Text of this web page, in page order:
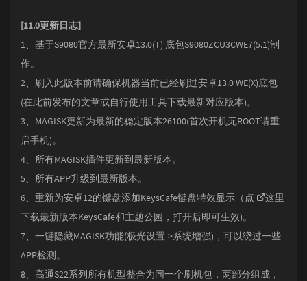
[11.0更新日志]
1、基于S9080官方最新安卓13.0(T) 底包S9080ZCU3CWE7(5.1)制
作。
2、刷入此版本前请确保机器当前已经刷过安卓13.0 WE(X)底包
(在此前发布的文章或自行使用工具下载最新对应版本)。
3、MAGISK更新为最新的稳定版本26100(首次开机无ROOT请重
启手机)。
4、所有MAGISK插件更新到最新版本。
5、所有APP升级到最新版本。
6、重新为安卓12的键盘添加KeysCafe键盘特效显示（点
这里
下载最新版本KeysCafe和主题公园，打开后即可生效)。
7、一键隐藏MAGISK功能(极光设置->系统增强)，可以绕过一些
APP检测。
8、高通S22系列所有机型整合为同一个刷机包，两部分组成，